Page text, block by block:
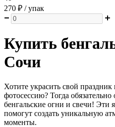
270 ₽ / упак
Купить
Сочи
Хотите украсить свой
фотосессию? Тогда
бенгальские огни и свечи! Эти
помогут создать уникальную
моменты.